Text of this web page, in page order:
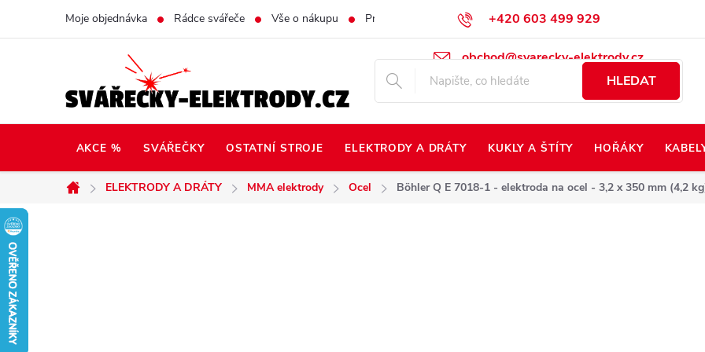
+420 603 499 929
obchod@svarecky-elektrody.cz
Moje objednávka Rádce svářeče Vše o nákupu Prodej na Slovensko Napište nám Kontakty
HLEDAT
AKCE % SVÁŘEČKY OSTATNÍ STROJE ELEKTRODY A DRÁTY KUKLY A ŠTÍTY HOŘÁKY
Domů
ELEKTRODY A DRÁTY MMA elektrody Ocel Böhler Q E 7018-1 - elektroda na ocel - 3,2 x 350 mm (4,2